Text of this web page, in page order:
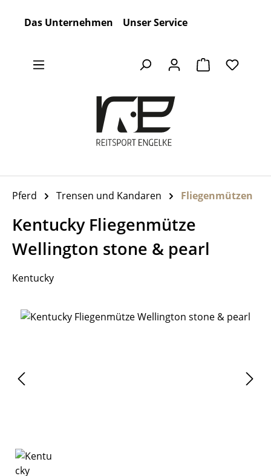
Das Unternehmen Unser Service
Warenkorb
Pferd Trensen und Kandaren Fliegenmützen
Kentucky Fliegenmütze
Wellington stone & pearl
Kentucky
Bildergalerie überspringen